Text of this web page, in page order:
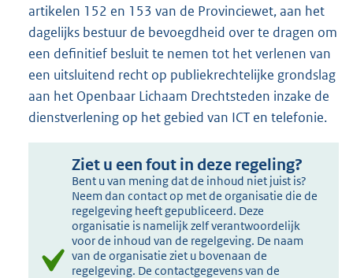
artikelen 152 en 153 van de Provinciewet, aan het
dagelijks bestuur de bevoegdheid over te dragen om
een definitief besluit te nemen tot het verlenen van
een uitsluitend recht op publiekrechtelijke grondslag
aan het Openbaar Lichaam Drechtsteden inzake de
dienstverlening op het gebied van ICT en telefonie.
Ziet u een fout in deze regeling?
Bent u van mening dat de inhoud niet juist is?
Neem dan contact op met de organisatie die de
regelgeving heeft gepubliceerd. Deze
organisatie is namelijk zelf verantwoordelijk
voor de inhoud van de regelgeving. De naam
van de organisatie ziet u bovenaan de
regelgeving. De contactgegevens van de